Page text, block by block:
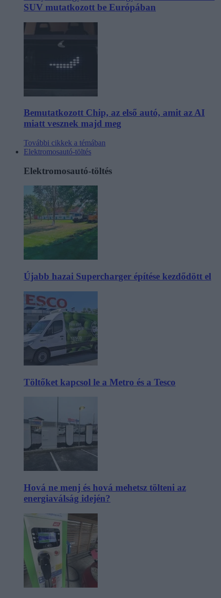
SUV mutatkozott be Európában
Bemutatkozott Chip, az első autó, amit az AI
miatt vesznek majd meg
További cikkek a témában
Elektromosautó-töltés
Elektromosautó-töltés
Újabb hazai Supercharger építése kezdődött el
Töltőket kapcsol le a Metro és a Tesco
Hová ne menj és hová mehetsz tölteni az
energiaválság idején?